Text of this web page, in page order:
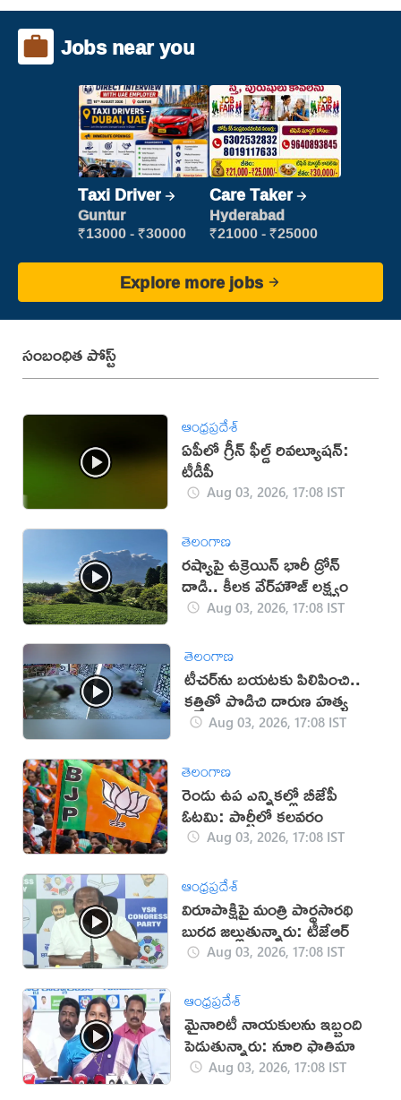
Jobs near you
Taxi Driver
Guntur
₹13000 - ₹30000
Care Taker
Hyderabad
₹21000 - ₹25000
Explore more jobs
సంబంధిత పోస్ట్
ఆంధ్రప్రదేశ్
ఏపీలో గ్రీన్ ఫీల్డ్ రివల్యూషన్:
టీడీపీ
Aug 03, 2026, 17:08 IST
తెలంగాణ
రష్యాపై ఉక్రెయిన్ భారీ డ్రోన్
దాడి.. కీలక వేర్‌హౌజ్ లక్ష్యం
Aug 03, 2026, 17:08 IST
తెలంగాణ
టీచర్‌ను బయటకు పిలిపించి..
కత్తితో పొడిచి దారుణ హత్య
Aug 03, 2026, 17:08 IST
తెలంగాణ
రెండు ఉప ఎన్నికల్లో బీజేపీ
ఓటమి: పార్టీలో కలవరం
Aug 03, 2026, 17:08 IST
ఆంధ్రప్రదేశ్
విరూపాక్షిపై మంత్రి పార్థసారథి
బురద జల్లుతున్నారు: టీజేఆర్
Aug 03, 2026, 17:08 IST
ఆంధ్రప్రదేశ్
మైనారిటీ నాయకులను ఇబ్బంది
పెడుతున్నారు: నూరి ఫాతిమా
Aug 03, 2026, 17:08 IST